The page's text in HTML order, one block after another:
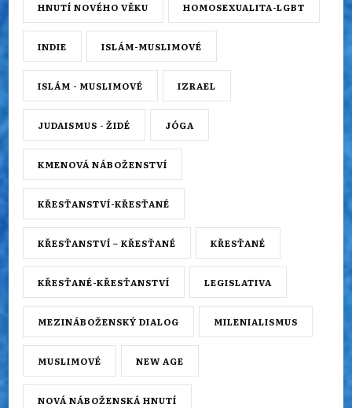
HNUTÍ NOVÉHO VĚKU HOMOSEXUALITA-LGBT
INDIE ISLÁM-MUSLIMOVÉ
ISLÁM - MUSLIMOVÉ IZRAEL
JUDAISMUS - ŽIDÉ JÓGA
KMENOVÁ NÁBOŽENSTVÍ
KŘESŤANSTVÍ-KŘESŤANÉ
KŘESŤANSTVÍ – KŘESŤANÉ KŘESŤANÉ
KŘESŤANÉ-KŘESŤANSTVÍ LEGISLATIVA
MEZINÁBOŽENSKÝ DIALOG MILENIALISMUS
MUSLIMOVÉ NEW AGE
NOVÁ NÁBOŽENSKÁ HNUTÍ